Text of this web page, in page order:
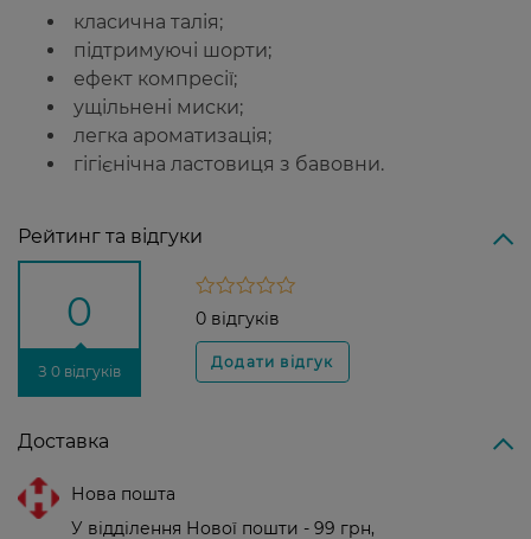
класична талія;
підтримуючі шорти;
ефект компресії;
ущільнені миски;
легка ароматизація;
гігієнічна ластовиця з бавовни.
Рейтинг та відгуки
0
З 0 відгуків
0 відгуків
Доставка
Нова пошта
У відділення Нової пошти - 99 грн,